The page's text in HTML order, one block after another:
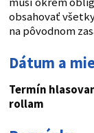
obsahovať
na pôvodnom
Dátum a
Termín
rollam